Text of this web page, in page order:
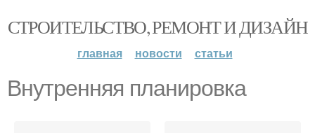
СТРОИТЕЛЬСТВО, РЕМОНТ И ДИЗАЙН
главная новости статьи
Внутренняя планировка